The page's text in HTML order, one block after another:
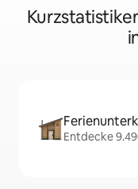
Entdecke